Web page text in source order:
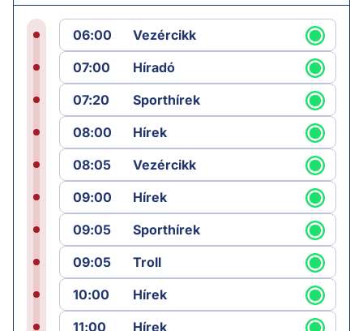
06:00
Vezércikk
07:00
Híradó
07:20
Sporthírek
08:00
Hírek
08:05
Vezércikk
09:00
Hírek
09:05
Sporthírek
09:05
Troll
10:00
Hírek
11:00
Hírek